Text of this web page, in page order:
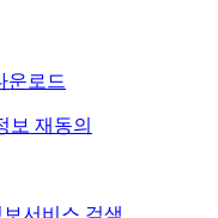
운로드
보 재동의
서비스 검색